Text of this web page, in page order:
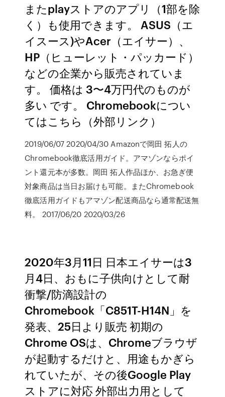
またplayストアのアプリ（1部を除
く）も使用できます。 ASUS（エ
イスース)やAcer（エイサー）、
HP（ヒューレット・パッカード）
などの企業から販売されていま
す。 価格は 3〜4万円代のものが
多い です。 Chromebookについ
てはこちら（外部リンク）
2019/06/07 2020/04/30 Amazonで岡田 拓人の
Chromebook徹底活用ガイド。アマゾンならポイ
ント還元本が多数。岡田 拓人作品ほか、お急ぎ便
対象商品は当日お届けも可能。またChromebook
徹底活用ガイドもアマゾン配送商品なら通常配送無
料。 2017/06/20 2020/03/26
2020年3月11日 日本エイサーは3
月4日、おもに子供向けとして耐
衝撃/防滴設計の
Chromebook「C851T-H14N」を
発表、25日より販売 初期の
Chrome OSは、Chromeブラウザ
が起動するだけと、用途もかぎら
れていたが、その後Google Play
ストアに対応 外部出力用として